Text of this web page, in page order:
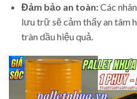
Đảm bảo an toàn:Các
lưu trữ sẽ cảm thấy an tâm
tràn dầu hiệu quả.